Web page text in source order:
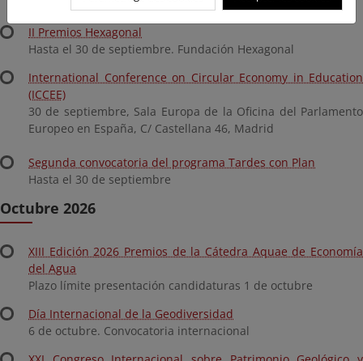
Servicio y Educo
II Premios Hexagonal
Hasta el 30 de septiembre. Fundación Hexagonal
International Conference on Circular Economy in Education
(ICCEE)
30 de septiembre, Sala Europa de la Oficina del Parlamento
Europeo en España, C/ Castellana 46, Madrid
Segunda convocatoria del programa Tardes con Plan
Hasta el 30 de septiembre
Octubre 2026
XIII Edición 2026 Premios de la Cátedra Aquae de Economía
del Agua
Plazo límite presentación candidaturas 1 de octubre
Día Internacional de la Geodiversidad
6 de octubre. Convocatoria internacional